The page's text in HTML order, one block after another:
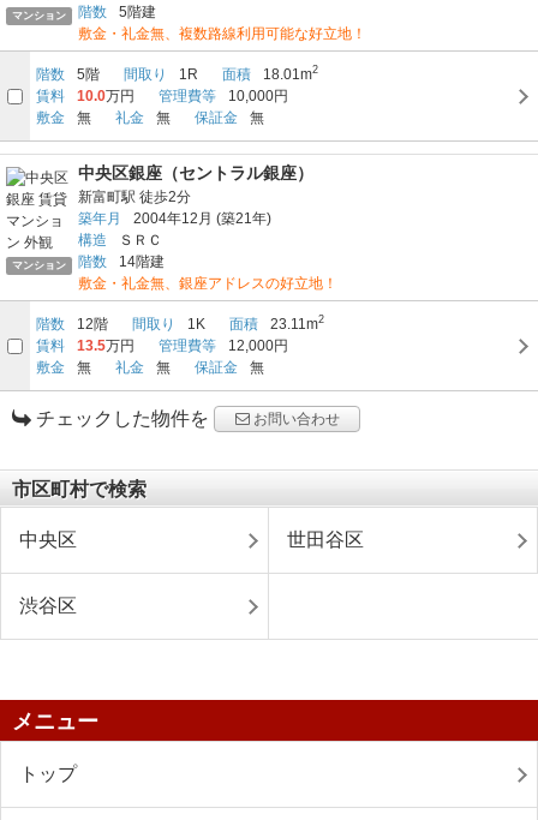
マンション
階数
5階建
敷金・礼金無、複数路線利用可能な好立地！
階数 5階 間取り 1R 面積 18.01m2
賃料 10.0万円 管理費等
10,000円
敷金
無 礼金 無 保証金 無
マンション
中央区銀座（セントラル銀座）
新富町駅 徒歩2分
築年月
2004年12月 (築21年)
構造
ＳＲＣ
階数
14階建
敷金・礼金無、銀座アドレスの好立地！
階数 12階 間取り 1K 面積 23.11m2
賃料 13.5万円 管理費等
12,000円
敷金
無 礼金 無 保証金 無
チェックした物件を お問い合わせ
市区町村で検索
中央区 世田谷区
渋谷区
メニュー
トップ